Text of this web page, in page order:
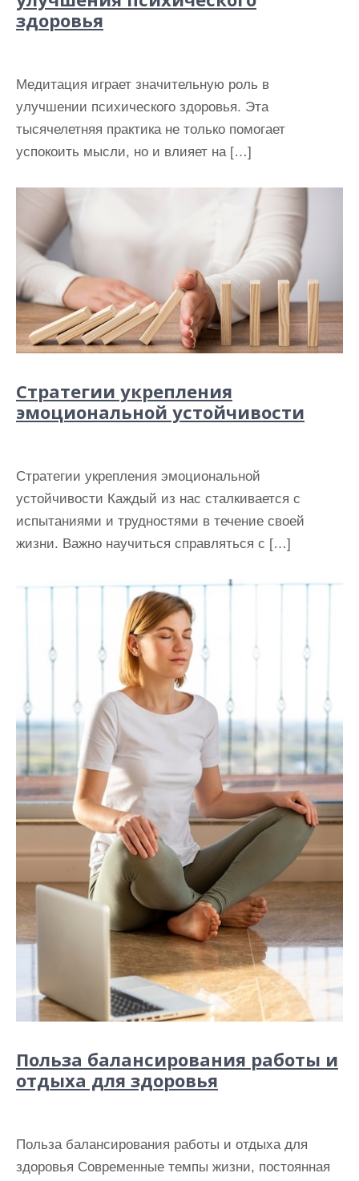
здоровья
Медитация играет значительную роль в
улучшении психического здоровья. Эта
тысячелетняя практика не только помогает
успокоить мысли, но и влияет на […]
Стратегии укрепления
эмоциональной устойчивости
Стратегии укрепления эмоциональной
устойчивости Каждый из нас сталкивается с
испытаниями и трудностями в течение своей
жизни. Важно научиться справляться с […]
Польза балансирования работы и
отдыха для здоровья
Польза балансирования работы и отдыха для
здоровья Современные темпы жизни, постоянная